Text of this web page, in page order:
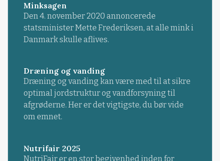
Minksagen
Den 4. november 2020 annoncerede
statsminister Mette Frederiksen, at alle mink i
Danmark skulle aflives.
Dræning og vanding
Dræning og vanding kan være med til at sikre
optimal jordstruktur og vandforsyning til
afgrøderne. Her er det vigtigste, du bør vide
om emnet.
Nutrifair 2025
NutriFair er en stor begivenhed inden for